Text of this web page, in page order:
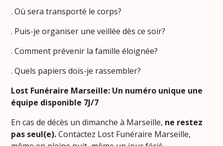
. Où sera transporté le corps?
. Puis-je organiser une veillée dès ce soir?
. Comment prévenir la famille éloignée?
. Quels papiers dois-je rassembler?
Lost Funéraire Marseille: Un numéro unique une
équipe disponible 7J/7
En cas de décès un dimanche à Marseille, ne restez
pas seul(e).Contactez Lost Funéraire Marseille,